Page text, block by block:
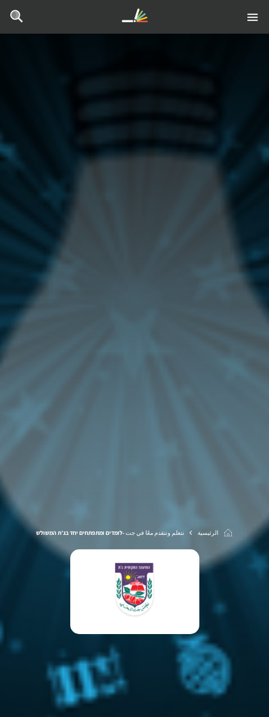
الرئيسية نتعلم ونتقدم معًا في جت -לומדים ומתפתחים יחד בג’ת המשולש